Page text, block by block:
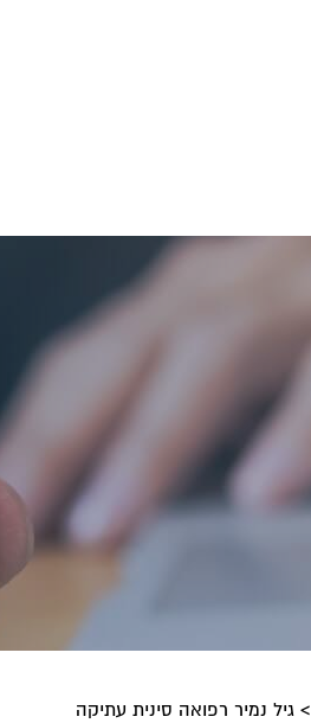
>גיל נמיר רפואה סינית עתיקה